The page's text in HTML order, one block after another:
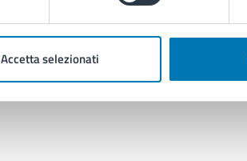
Accetta selezionati